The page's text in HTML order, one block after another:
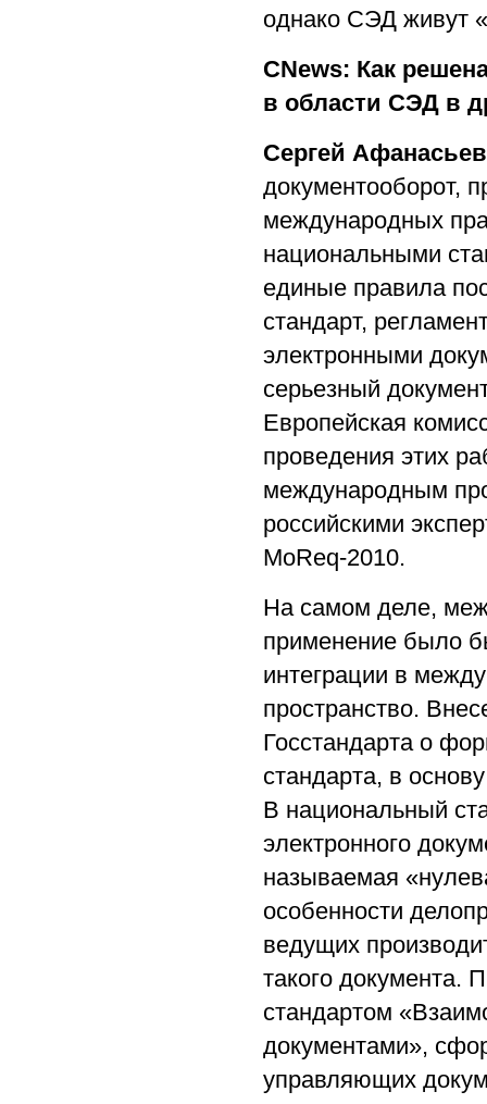
однако СЭД живут
CNews: Как
в области СЭД в
Сергей
документооборот,
международных
национальными
единые правила
стандарт,
электронными
серьезный
Европейская
проведения этих
международным
российскими
MoReq-2010.
На самом деле,
применение было
интеграции в
пространство.
Госстандарта о
стандарта, в
В национальный
электронного
называемая
особенности
ведущих
такого документа.
стандартом
документами»,
управляющих